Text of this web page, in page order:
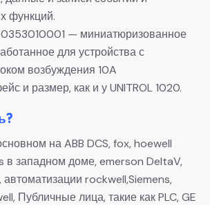
функций.
— миниатюризованное
для устройства с
возбуждения 10A
и размер, как и у UNITROL 1020.
на ABB DCS, fox, hoewell
в западном доме, emerson DeltaV,
автоматизации rockwell,Siemens,
Публичные лица, такие как PLC, GE